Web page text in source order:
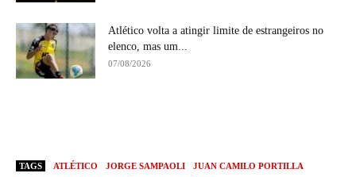
Atlético volta a atingir limite de estrangeiros no
elenco, mas um...
07/08/2026
TAGS ATLÉTICO JORGE SAMPAOLI
JUAN CAMILO PORTILLA